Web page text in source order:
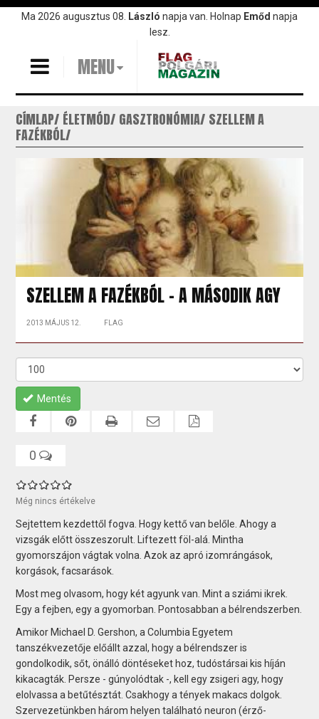
UgrásMa 2026 augusztus 08. László napja van. Holnap Emőd napja
lesz.
MENU
CÍMLAP ÉLETMÓD GASZTRONÓMIA SZELLEM A
FAZÉKBÓL
SZELLEM A FAZÉKBÓL - A MÁSODIK AGY
2013 MÁJUS 12. FLAG
Mentés
0
Még nincs értékelve
Sejtettem kezdettől fogva. Hogy kettő van belőle. Ahogy a
vizsgák előtt összeszorult. Liftezett föl-alá. Mintha
gyomorszájon vágtak volna. Azok az apró izomrángások,
korgások, facsarások.
Most meg olvasom, hogy két agyunk van. Mint a sziámi ikrek.
Egy a fejben, egy a gyomorban. Pontosabban a bélrendszerben.
Amikor Michael D. Gershon, a Columbia Egyetem
tanszékvezetője előállt azzal, hogy a bélrendszer is
gondolkodik, sőt, önálló döntéseket hoz, tudóstársai kis híján
kikacagták. Persze - gúnyolódtak -, kell egy zsigeri agy, hogy
elolvassa a betűtésztát. Csakhogy a tények makacs dolgok.
Szervezetünkben három helyen található neuron (érző-